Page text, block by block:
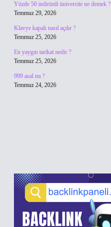
Yüzde 50 indirimli üniversite ne demek ?
Temmuz 29, 2026
Klavye kapalı nasıl açılır ?
Temmuz 25, 2026
En yaygın tarikat nedir ?
Temmuz 25, 2026
999 asal mı ?
Temmuz 24, 2026